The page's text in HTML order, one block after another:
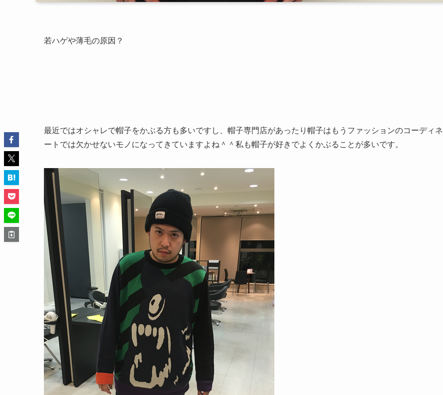
若ハゲや薄毛の原因？
最近ではオシャレで帽子をかぶる方も多いですし、帽子専門店があったり帽子はもうファッションのコーディネ
ートでは欠かせないモノになってきていますよね＾＾私も帽子が好きでよくかぶることが多いです。